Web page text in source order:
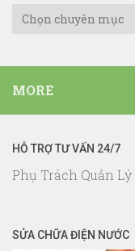
Danh
Vụ
Điện
MORE
HỖ TRỢ TƯ VẤN 24/7
Phụ Trách Quản Lý
SỬA CHỮA ĐIỆN NƯỚC